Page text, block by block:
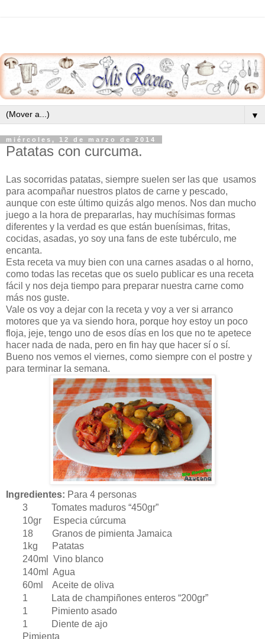
▼
miércoles, 12 de marzo de 2014
Patatas con curcuma.
Las socorridas patatas, siempre suelen ser las que usamos
para acompañar nuestros platos de carne y pescado,
aunque con este último quizás algo menos. Nos dan mucho
juego a la hora de prepararlas, hay muchísimas formas
diferentes y la verdad es que están buenísimas, fritas,
cocidas, asadas, yo soy una fans de este tubérculo, me
encanta.
Esta receta va muy bien con una carnes asadas o al horno,
como todas las recetas que os suelo publicar es una receta
fácil y nos deja tiempo para preparar nuestra carne como
más nos guste.
Vale os voy a dejar con la receta y voy a ver si arranco
motores que ya va siendo hora, porque hoy estoy un poco
floja, jeje, tengo uno de esos días en los que no te apetece
hacer nada de nada, pero en fin hay que hacer sí o sí.
Bueno nos vemos el viernes, como siempre con el postre y
para terminar la semana.
Ingredientes: Para 4 personas
3 Tomates maduros “450gr”
10gr Especia cúrcuma
18 Granos de pimienta Jamaica
1kg Patatas
240ml Vino blanco
140ml Agua
60ml Aceite de oliva
1 Lata de champiñones enteros “200gr”
1 Pimiento asado
1 Diente de ajo
Pimienta